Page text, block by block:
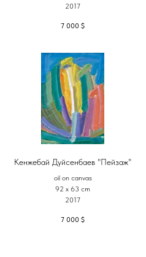
2017
7 000 $
Кенжебай Дуйсенбаев "Пейзаж"
oil on canvas
92 x 63 cm
2017
7 000 $